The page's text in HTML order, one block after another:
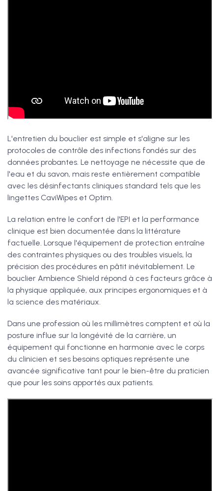
L'entretien du bouclier est simple et s'aligne sur les
protocoles de contrôle des infections fondés sur des
données probantes. Le nettoyage ne nécessite que de
l'eau et du savon, mais reste entièrement compatible
avec les désinfectants cliniques standard tels que les
lingettes CaviWipes et Optim.
La relation entre le confort de l'EPI et la performance
clinique est bien documentée dans la littérature
factuelle. Lorsque l'équipement de protection entraîne
des contraintes physiques ou des troubles visuels, la
précision des procédures en pâtit inévitablement. Le
bouclier Ambience Shield répond à ces facteurs grâce à
la physique appliquée, aux principes ergonomiques et à
la science des matériaux.
Dans une profession où les millimètres comptent et où la
posture influe sur la longévité de la carrière, un
équipement qui fonctionne en harmonie avec le corps
du clinicien et ses besoins optiques représente une
avancée significative tant pour le bien-être du praticien
que pour les soins apportés aux patients.